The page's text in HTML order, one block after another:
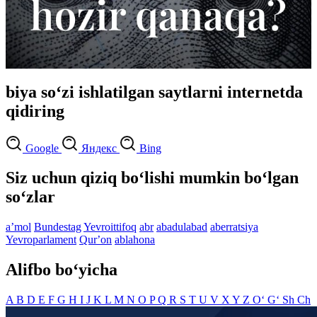
biya so‘zi ishlatilgan saytlarni internetda
qidiring
Google Яндекс Bing
Siz uchun qiziq bo‘lishi mumkin bo‘lgan
so‘zlar
aʼmol BundestagYevroittifoq abr abadulabad aberratsiya
Yevroparlament Qurʼon ablahona
Alifbo bo‘yicha
A B D E F G H I J K L M N O PQ R S T U V X Y Z O‘ G‘ Sh Ch